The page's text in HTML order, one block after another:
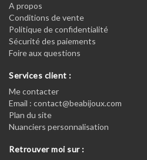
A propos
Conditions de vente
Politique de confidentialité
Sécurité des paiements
Foire aux questions
Services client :
Me contacter
Email : contact@beabijoux.com
Plan du site
Nuanciers personnalisation
Retrouver moi sur :